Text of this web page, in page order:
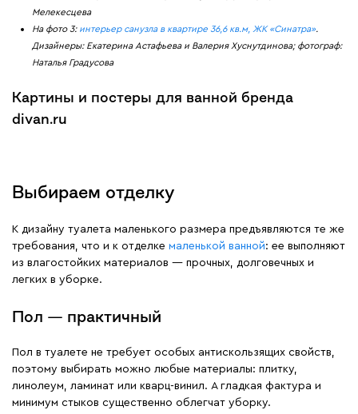
Мелекесцева
На фото 3: интерьер санузла в квартире 36,6 кв.м, ЖК «Синатра».
Дизайнеры: Екатерина Астафьева и Валерия Хуснутдинова; фотограф:
Наталья Градусова
Картины и постеры для ванной бренда
divan.ru
Выбираем отделку
К дизайну туалета маленького размера предъявляются те же
требования, что и к отделке маленькой ванной: ее выполняют
из влагостойких материалов — прочных, долговечных и
легких в уборке.
Пол — практичный
Пол в туалете не требует особых антискользящих свойств,
поэтому выбирать можно любые материалы: плитку,
линолеум, ламинат или кварц-винил. А гладкая фактура и
минимум стыков существенно облегчат уборку.